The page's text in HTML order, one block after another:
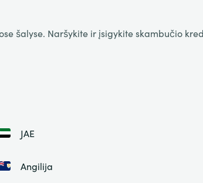
šalyse. Naršykite ir įsigykite skambučio
JAE
Angilija